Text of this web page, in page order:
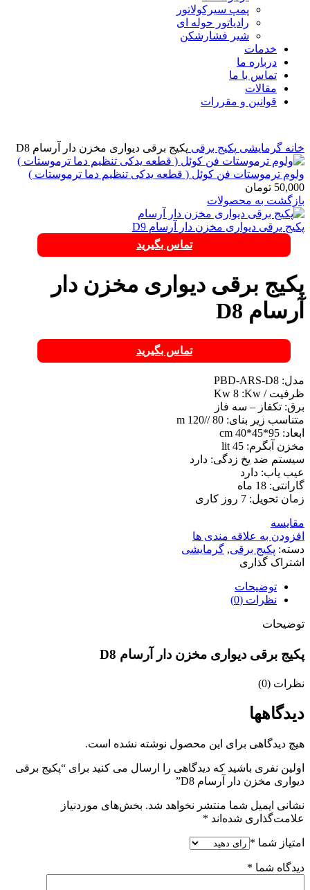
پمپ سیرکولاتور
رادیاتور حوله ای
شیر فشارشکن
خدمات
درباره ما
تماس با ما
مقالات
قوانین و مقررات
خانه گرمایشی پکیج برقی پکیج برقی دیواری مخزن دار آرسام D8
ولوم ترموستات فن کوئل ( قطعه یدکی تنظیم دما ترموستات )
50,000 تومان
بازگشت به محصولات
پکیج برقی دیواری مخزن دار آرسام D9
تماس بگیرید
پکیج برقی دیواری مخزن دار
آرسام D8
تماس بگیرید
مدل: PBD-ARS-D8
ظرفیت / Kw 8 :Kw
برق: تکفاز – سه فاز
متناسب زیر بنای: 80 //120 m
ابعاد: 95*45*40 cm
مخزن آبگرم: 45 lit
سیستم ضد یخ زدگی: دارد
عیب یاب: دارد
گارانتی: 18 ماه
زمان تحویل: 7 روز کاری
مقایسه
افزودن به علاقه مندی ها
دسته: پکیج برقی, گرمایشی
اشتراک گذاری
توضیحات
نظرات (0)
توضیحات
پکیج برقی دیواری مخزن دار آرسام D8
نظرات (0)
دیدگاهها
هیچ دیدگاهی برای این محصول نوشته نشده است.
اولین نفری باشید که دیدگاهی را ارسال می کنید برای “پکیج برقی
دیواری مخزن دار آرسام D8”
نشانی ایمیل شما منتشر نخواهد شد. بخش‌های موردنیاز
علامت‌گذاری شده‌اند *
امتیاز شما *
دیدگاه شما *